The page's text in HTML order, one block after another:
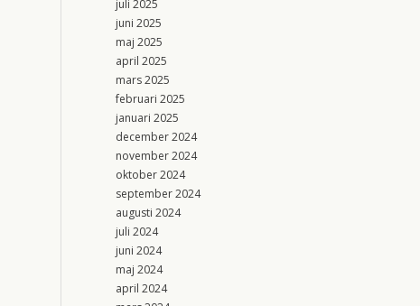
juli 2025
juni 2025
maj 2025
april 2025
mars 2025
februari 2025
januari 2025
december 2024
november 2024
oktober 2024
september 2024
augusti 2024
juli 2024
juni 2024
maj 2024
april 2024